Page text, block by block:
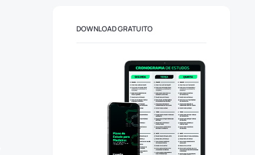
DOWNLOAD GRATUITO